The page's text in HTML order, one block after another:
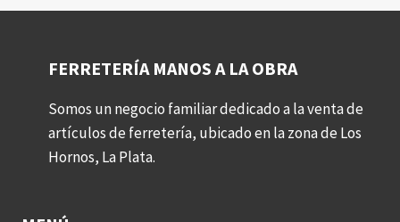
FERRETERÍA MANOS A LA OBRA
Somos un negocio familiar dedicado a la venta de
artículos de ferretería, ubicado en la zona de Los
Hornos, La Plata.